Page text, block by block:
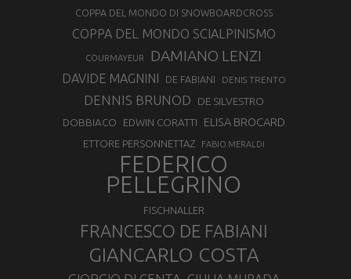
COPPA DEL MONDO DI SNOWBOARDCROSS
COPPA DEL MONDO SCIALPINISMO
COURMAYEUR DAMIANO LENZI
DAVIDE MAGNINI DE FABIANI DENIS TRENTO
DENNIS BRUNOD DE SILVESTRO
DOBBIACO EDWIN CORATTI ELISA BROCARD
ETTORE PERSONNETTAZ FABIO MERALDI
FEDERICO
PELLEGRINO
FISCHNALLER
FRANCESCO DE FABIANI
GIANCARLO COSTA